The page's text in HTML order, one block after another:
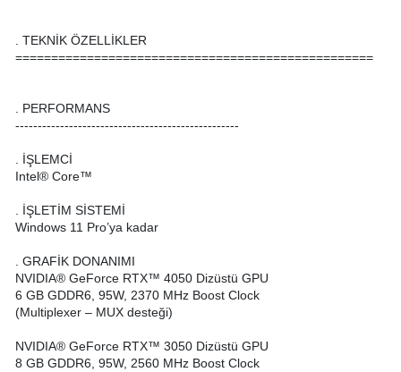
. TEKNİK ÖZELLİKLER
==================================================
. PERFORMANS
--------------------------------------------------
. İŞLEMCİ
Intel® Core™
. İŞLETİM SİSTEMİ
Windows 11 Pro’ya kadar
. GRAFİK DONANIMI
NVIDIA® GeForce RTX™ 4050 Dizüstü GPU
6 GB GDDR6, 95W, 2370 MHz Boost Clock
(Multiplexer – MUX desteği)
NVIDIA® GeForce RTX™ 3050 Dizüstü GPU
8 GB GDDR6, 95W, 2560 MHz Boost Clock